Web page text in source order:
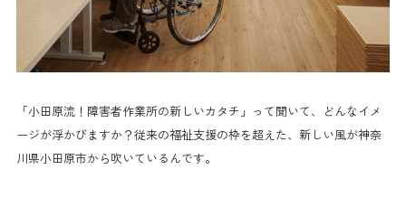
「小田原流！障害者作業所の新しいカタチ」って聞いて、どんなイメ
ージが浮かびますか？従来の福祉支援の枠を超えた、新しい風が神奈
川県小田原市から吹いているんです。